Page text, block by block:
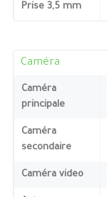
Prise 3,5 mm
Caméra
Caméra
principale
Caméra
secondaire
Caméra video